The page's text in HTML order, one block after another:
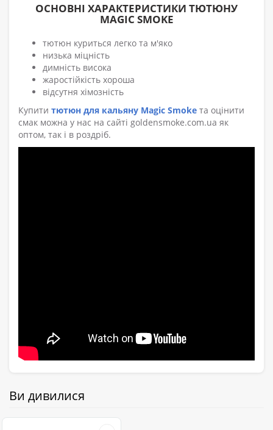
ОСНОВНІ ХАРАКТЕРИСТИКИ ТЮТЮНУ
MAGIC SMOKE
тютюн куриться легко та м'яко
низька міцність
димність висока
жаростійкість хороша
відсутня хімозність
Купити тютюн для кальяну Magic Smoke та оцінити
смак можна у нас на сайті goldensmoke.com.ua як
оптом, так і в роздріб.
Ви дивилися